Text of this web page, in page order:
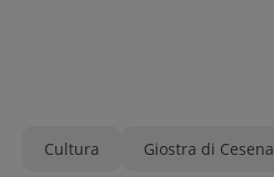
Cultura Giostra di Cesena